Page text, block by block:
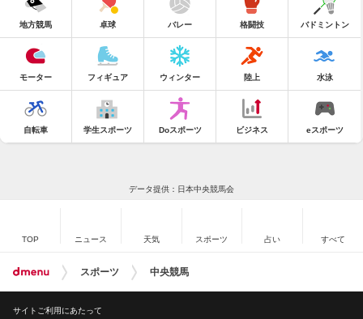
地方競馬 卓球 バレー 格闘技 バドミントン
モーター フィギュア ウィンター 陸上 水泳
自転車 学生スポーツ Doスポーツ ビジネス eスポーツ
データ提供：日本中央競馬会
TOP ニュース 天気 スポーツ 占い すべて
スポーツ 中央競馬
サイトご利用にあたって